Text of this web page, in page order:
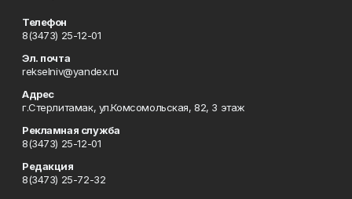
Телефон
8(3473) 25-12-01
Эл. почта
rekselniv@yandex.ru
Адрес
г.Стерлитамак, ул.Комсомольская, 82, 3 этаж
Рекламная служба
8(3473) 25-12-01
Редакция
8(3473) 25-72-32